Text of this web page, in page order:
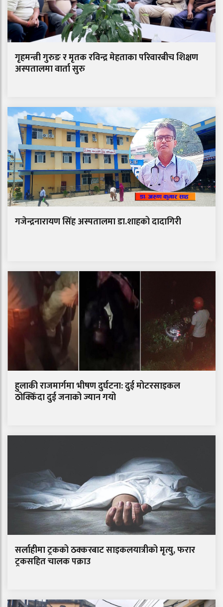
गृहमन्त्री गुरुङ र मृतक रविन्द्र मेहताका परिवारबीच शिक्षण
अस्पतालमा वार्ता सुरु
गजेन्द्रनारायण सिंह अस्पतालमा डा.शाहको दादागिरी
हुलाकी राजमार्गमा भीषण दुर्घटना: दुई मोटरसाइकल
ठोक्किँदा दुई जनाको ज्यान गयो
सर्लाहीमा ट्रकको ठक्करबाट साइकलयात्रीको मृत्यु, फरार
ट्रकसहित चालक पक्राउ